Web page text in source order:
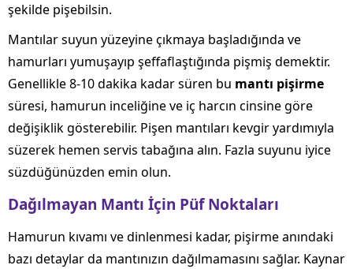
şekilde pişebilsin.
Mantılar suyun yüzeyine çıkmaya başladığında ve
hamurları yumuşayıp şeffaflaştığında pişmiş demektir.
Genellikle 8-10 dakika kadar süren bu mantı pişirme
süresi, hamurun inceliğine ve iç harcın cinsine göre
değişiklik gösterebilir. Pişen mantıları kevgir yardımıyla
süzerek hemen servis tabağına alın. Fazla suyunu iyice
süzdüğünüzden emin olun.
Dağılmayan Mantı İçin Püf Noktaları
Hamurun kıvamı ve dinlenmesi kadar, pişirme anındaki
bazı detaylar da mantınızın dağılmamasını sağlar. Kaynar